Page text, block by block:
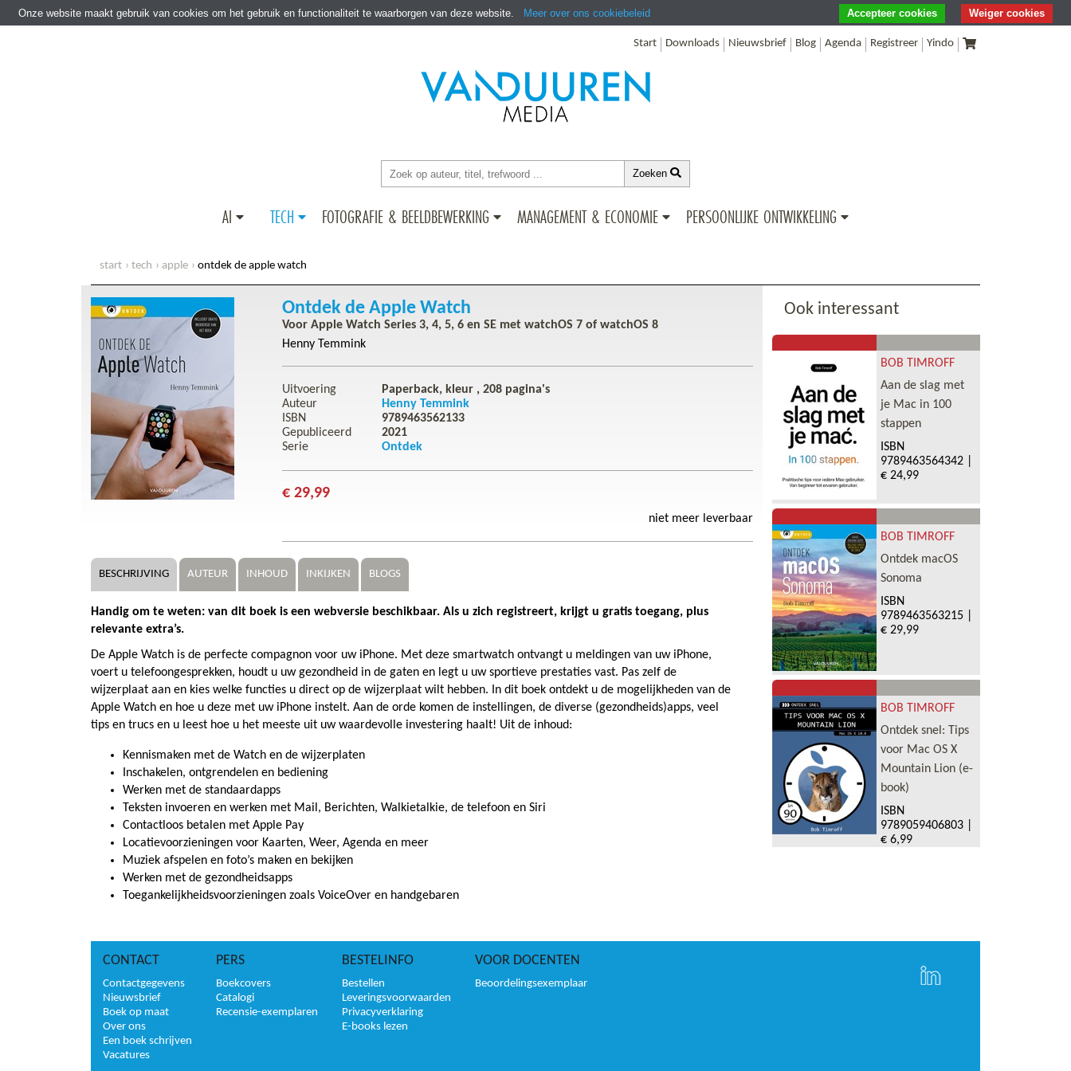
Ga direct naar Zoeken
Ga direct naar Inhoud
Start Downloads Nieuwsbrief Blog Agenda Registreer Yindo
Zoeken
AI TECH FOTOGRAFIE & BEELDBEWERKING MANAGEMENT & ECONOMIE PERSOONLIJKE ONTWIKKELING
start tech apple ontdek de apple watch
Ontdek de Apple Watch
Voor Apple Watch Series 3, 4, 5, 6 en SE met watchOS 7 of watchOS 8
Henny Temmink
Uitvoering Paperback, kleur , 208 pagina's
Auteur
Henny Temmink
ISBN
9789463562133
Gepubliceerd
2021
Serie
Ontdek
€ 29,99
niet meer leverbaar
BESCHRIJVING AUTEUR INHOUD INKIJKEN BLOGS
Handig om te weten: van dit boek is een webversie beschikbaar. Als u zich registreert, krijgt u gratis toegang, plus
relevante extra’s.
De Apple Watch is de perfecte compagnon voor uw iPhone. Met deze smartwatch ontvangt u meldingen van uw iPhone,
voert u telefoongesprekken, houdt u uw gezondheid in de gaten en legt u uw sportieve prestaties vast. Pas zelf de
wijzerplaat aan en kies welke functies u direct op de wijzerplaat wilt hebben. In dit boek ontdekt u de mogelijkheden van de
Apple Watch en hoe u deze met uw iPhone instelt. Aan de orde komen de instellingen, de diverse (gezondheids)apps, veel
tips en trucs en u leest hoe u het meeste uit uw waardevolle investering haalt! Uit de inhoud:
Kennismaken met de Watch en de wijzerplaten
Inschakelen, ontgrendelen en bediening
Werken met de standaardapps
Teksten invoeren en werken met Mail, Berichten, Walkietalkie, de telefoon en Siri
Contactloos betalen met Apple Pay
Locatievoorzieningen voor Kaarten, Weer, Agenda en meer
Muziek afspelen en foto’s maken en bekijken
Werken met de gezondheidsapps
Toegankelijkheidsvoorzieningen zoals VoiceOver en handgebaren
Ook interessant
BOB TIMROFF
Aan de slag met
je Mac in 100
stappen
ISBN
9789463564342|
€ 24,99
BOB TIMROFF
Ontdek macOS
Sonoma
ISBN
9789463563215|
€ 29,99
BOB TIMROFF
Ontdek snel: Tips
voor Mac OS X
Mountain Lion (e-
book)
ISBN
9789059406803|
€ 6,99
CONTACT
Contactgegevens
Nieuwsbrief
Boek op maat
Over ons
Een boek schrijven
Vacatures
PERS
Boekcovers
Catalogi
Recensie-exemplaren
BESTELINFO
Bestellen
Leveringsvoorwaarden
Privacyverklaring
E-books lezen
VOOR DOCENTEN
Beoordelingsexemplaar
Onze website maakt gebruik van cookies om het gebruik en functionaliteit te waarborgen van deze website. Meer over ons cookiebeleid Weiger cookies
Accepteer cookies